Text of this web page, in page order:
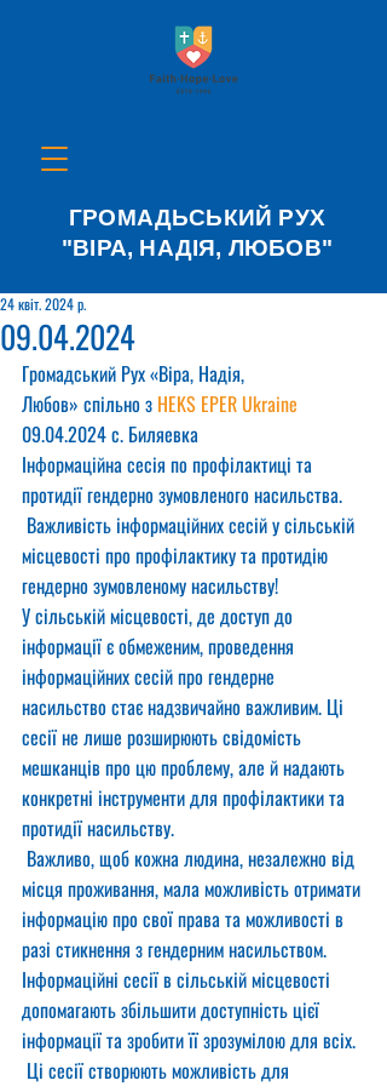
ГРОМАДЬСЬКИЙ РУХ
"ВІРА, НАДІЯ, ЛЮБОВ"
09.04.2024
24 квіт. 2024 р.
Громадський Рух «Віра, Надія,
Любов» спільно з HEKS EPER Ukraine
09.04.2024 с. Биляевка
Інформаційна сесія по профілактиці та
протидії гендерно зумовленого насильства.
Важливість інформаційних сесій у сільській
місцевості про профілактику та протидію
гендерно зумовленому насильству!
У сільській місцевості, де доступ до
інформації є обмеженим, проведення
інформаційних сесій про гендерне
насильство стає надзвичайно важливим. Ці
сесії не лише розширюють свідомість
мешканців про цю проблему, але й надають
конкретні інструменти для профілактики та
протидії насильству.
Важливо, щоб кожна людина, незалежно від
місця проживання, мала можливість отримати
інформацію про свої права та можливості в
разі стикнення з гендерним насильством.
Інформаційні сесії в сільській місцевості
допомагають збільшити доступність цієї
інформації та зробити її зрозумілою для всіх.
Ці сесії створюють можливість для